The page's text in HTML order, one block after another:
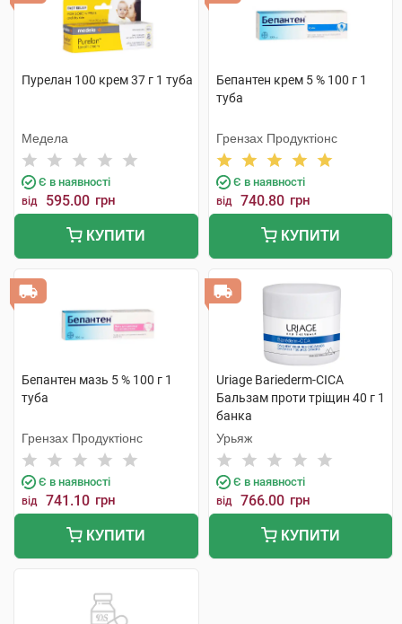
Пурелан 100 крем 37 г 1 туба
Медела
Є в наявності
від 595.00 грн
КУПИТИ
Бепантен крем 5 % 100 г 1
туба
Грензах Продуктіонс
Є в наявності
від 740.80 грн
КУПИТИ
Бепантен мазь 5 % 100 г 1
туба
Грензах Продуктіонс
Є в наявності
від 741.10 грн
КУПИТИ
Uriage Bariederm-CICA
Бальзам проти тріщин 40 г 1
банка
Урьяж
Є в наявності
від 766.00 грн
КУПИТИ